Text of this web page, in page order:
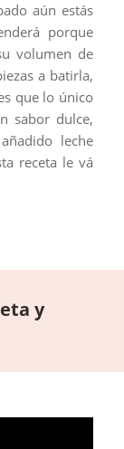
aún estás
porque
volumen de
a batirla,
que lo único
sabor dulce,
leche
receta le vá
y